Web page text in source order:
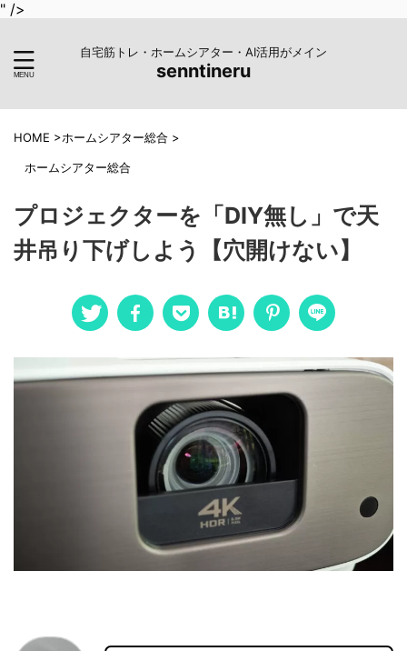
" />
自宅筋トレ・ホームシアター・AI活用がメイン
senntineru
HOME >ホームシアター総合 >
ホームシアター総合
プロジェクターを「DIY無し」で天
井吊り下げしよう【穴開けない】